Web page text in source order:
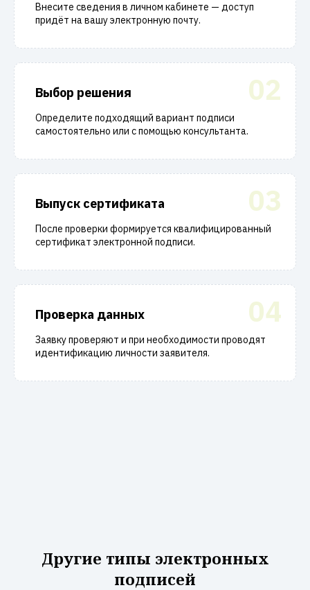
Внесите сведения в личном кабинете — доступ
придёт на вашу электронную почту.
02
Выбор решения
Определите подходящий вариант подписи
самостоятельно или с помощью консультанта.
03
Выпуск сертификата
После проверки формируется квалифицированный
сертификат электронной подписи.
04
Проверка данных
Заявку проверяют и при необходимости проводят
идентификацию личности заявителя.
Другие типы электронных
подписей